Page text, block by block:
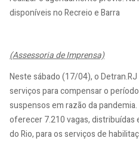
disponíveis no Recreio e Barra
(Assessoria de Imprensa)
Neste sábado (17/04), o
serviços para compensar o
suspensos em razão da pandemia.
oferecer 7.210 vagas, distribuídas
do Rio, para os serviços de